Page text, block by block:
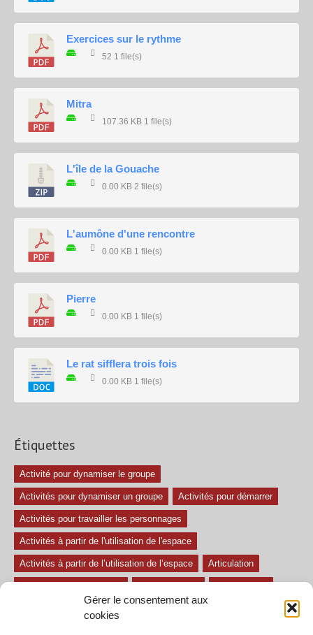
Gérer le consentement aux
cookies
Exercices sur le rythme
52 1 file(s)
Mitra
107.36 KB 1 file(s)
L'île de la Gouache
0.00 KB 2 file(s)
L'aumône d'une rencontre
0.00 KB 1 file(s)
Pierre
0.00 KB 1 file(s)
Le rat sifflera trois fois
0.00 KB 1 file(s)
Étiquettes
Activité pour dynamiser le groupe
Activités pour dynamiser un groupe Activités pour démarrer
Activités pour travailler les personnages
Activités à partir de l'utilisation de l'espace
Activités à partir de l’utilisation de l’espace Articulation
Exercices difficiles